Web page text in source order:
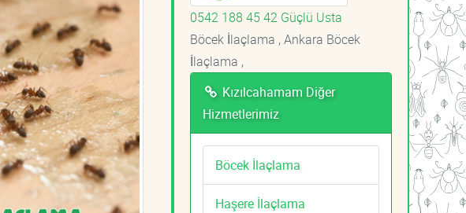
0542 188 45 42 Güçlü Usta
Böcek İlaçlama , Ankara Böcek
İlaçlama ,
Kızılcahamam Diğer
Hizmetlerimiz
Böcek İlaçlama
Haşere İlaçlama